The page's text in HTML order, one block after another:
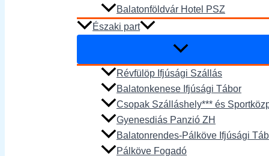
Balatonföldvár Hotel PSZ
Északi part
Révfülöp Ifjúsági Szállás
Balatonkenese Ifjúsági Tábor
Csopak Szálláshely*** és
Gyenesdiás Panzió ZH
Balatonrendes-Pálköve Ifjúsági
Pálköve Fogadó